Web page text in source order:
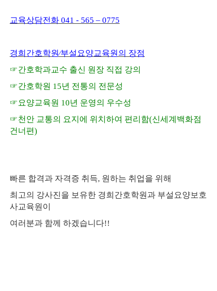
교육상담전화 041 - 565 – 0775
경희간호학원∕부설요양교육원의 장점
☞간호학과교수 출신 원장 직접 강의
☞간호학원 15년 전통의 전문성
☞요양교육원 10년 운영의 우수성
☞천안 교통의 요지에 위치하여 편리함(신세계백화점
건너편)
빠른 합격과 자격증 취득, 원하는 취업을 위해
최고의 강사진을 보유한 경희간호학원과 부설요양보호
사교육원이
여러분과 함께 하겠습니다!!